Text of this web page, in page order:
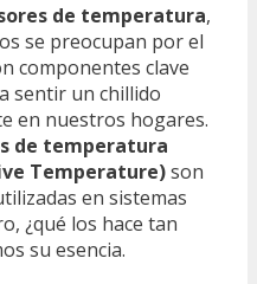
de temperatura,
se preocupan por el
componentes clave
sentir un chillido
en nuestros hogares.
de temperatura
Temperature)son
en sistemas
¿qué los hace tan
su esencia.